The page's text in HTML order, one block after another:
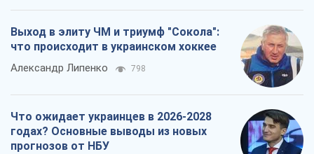
Выход в элиту ЧМ и триумф "Сокола":
что происходит в украинском хоккее
Александр Липенко 798
Что ожидает украинцев в 2026-2028
годах? Основные выводы из новых
прогнозов от НБУ